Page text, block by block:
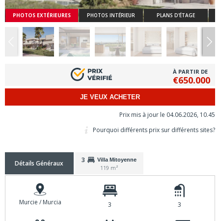
PHOTOS EXTÉRIEURES PHOTOS INTÉRIEUR PLANS D'ÉTAGE
À PARTIR DE
€650.000
JE VEUX ACHETER
Prix mis à jour le 04.06.2026, 10.45
Pourquoi différents prix sur différents sites?
Détails Généraux 3 Villa Mitoyenne
119 m²
Murcie / Murcia 3 3